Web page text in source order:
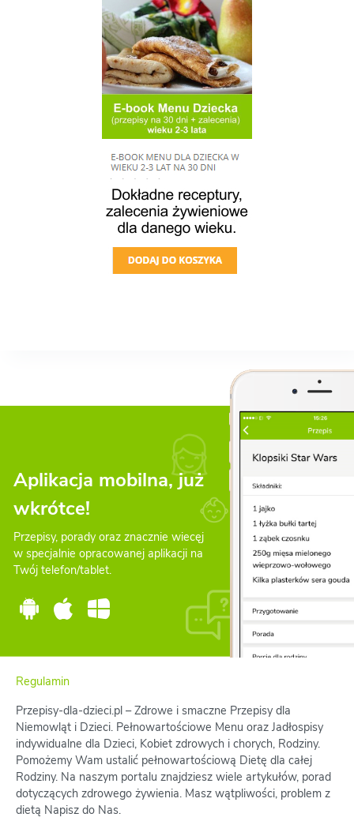
Aplikacja mobilna, już
wkrótce!
Przepisy, porady oraz znacznie wiecęj
w specjalnie opracowanej aplikacji na
Twój telefon/tablet.
Regulamin
Przepisy-dla-dzieci.pl – Zdrowe i smaczne Przepisy dla
Niemowląt i Dzieci. Pełnowartościowe Menu oraz Jadłospisy
indywidualne dla Dzieci, Kobiet zdrowych i chorych, Rodziny.
Pomożemy Wam ustalić pełnowartościową Dietę dla całej
Rodziny. Na naszym portalu znajdziesz wiele artykułów, porad
dotyczących zdrowego żywienia. Masz wątpliwości, problem z
dietą Napisz do Nas.